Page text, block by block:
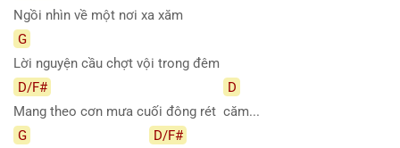
Ngồi nhìn về một nơi xa xăm
G
Lời nguyện cầu chợt vội trong đêm
D/F#
Mang theo cơn mưa cuối đông rét
D
căm...
G
D/F#